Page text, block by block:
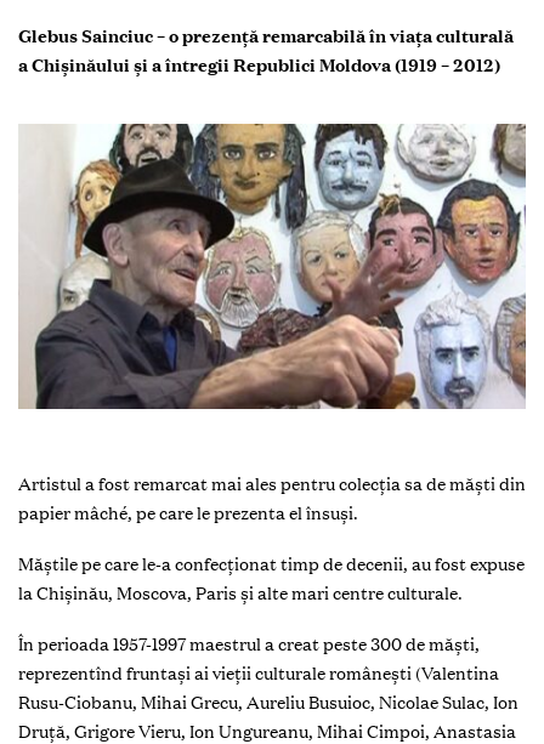
Glebus Sainciuc – o prezenţă remarcabilă în viaţa culturală
a Chişinăului şi a întregii Republici Moldova(1919 – 2012)
Artistul a fost remarcat mai ales pentru colecția sa de măști din
papier mâché, pe care le prezenta el însuși.
Măștile pe care le-a confecționat timp de decenii, au fost expuse
la Chișinău, Moscova, Paris și alte mari centre culturale.
În perioada 1957-1997 maestrul a creat peste 300 de măşti,
reprezentînd fruntaşi ai vieţii culturale româneşti (Valentina
Rusu-Ciobanu, Mihai Grecu, Aureliu Busuioc, Nicolae Sulac, Ion
Druţă, Grigore Vieru, Ion Ungureanu, Mihai Cimpoi, Anastasia